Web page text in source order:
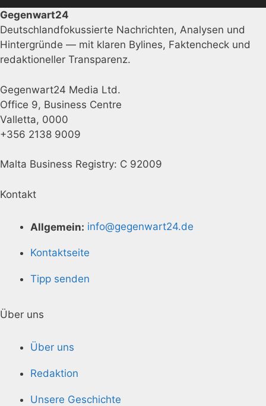
Gegenwart24
Deutschlandfokussierte Nachrichten, Analysen und
Hintergründe — mit klaren Bylines, Faktencheck und
redaktioneller Transparenz.
Gegenwart24 Media Ltd.
Office 9, Business Centre
Valletta, 0000
+356 2138 9009
Malta Business Registry: C 92009
Kontakt
Allgemein: info@gegenwart24.de
Kontaktseite
Tipp senden
Über uns
Über uns
Redaktion
Unsere Geschichte